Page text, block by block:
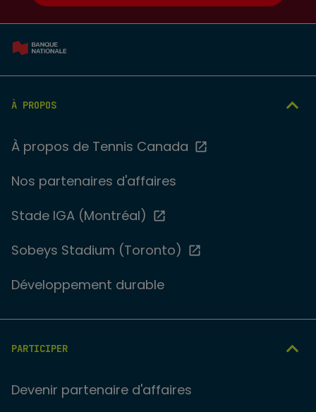
À PROPOS
À propos de Tennis Canada
Nos partenaires d'affaires
Stade IGA (Montréal)
Sobeys Stadium (Toronto)
Développement durable
PARTICIPER
Devenir partenaire d'affaires